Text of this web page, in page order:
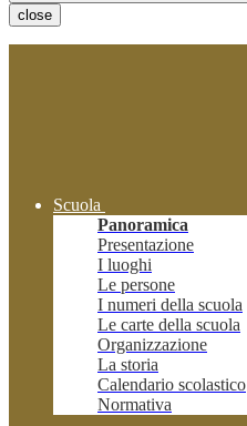
close
Scuola
Panoramica
Presentazione
I luoghi
Le persone
I numeri della scuola
Le carte della scuola
Organizzazione
La storia
Calendario scolastico
Normativa